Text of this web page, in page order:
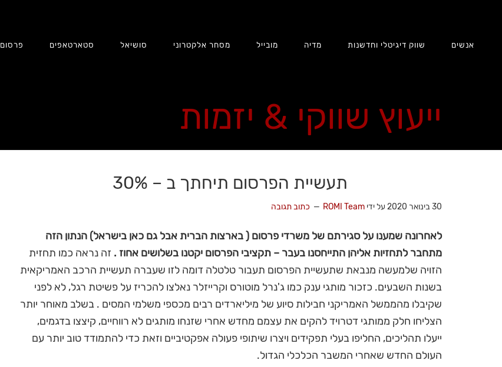
אנשים שווק דיגיטלי וחדשנות מדיה מובייל מסחר אלקטרוני סושיאל סטארטאפים פרסום
ייעוץ שווקי & יזמות
תעשיית הפרסום תיחתך ב – 30%
30 בינואר 2020 על ידי ROMI Team כתוב תגובה
לאחרונה שמענו על סגירתם של משרדי פרסום ( בארצות הברית אבל גם כאן בישראל) הנתון הזה
מתחבר לתחזיות אליהן התייחסנו בעבר – תקציבי הפרסום יקטנו בשלושים אחוז . זה נראה כמו תחזית
הזויה שלמעשה מנבאת שתעשיית הפרסום תעבור טלטלה דומה לזו שעברה תעשיית הרכב האמריקאית
בשנות השבעים. כזכור מותגי ענק כמו ג'נרל מוטורס וקרייזלר נאלצו להכריז על פשיטת רגל, לא לפני
שקיבלו מהממשל האמריקני חבילות סיוע של מיליארדים רבים מכספי משלמי המסים . בשלב מאוחר יותר
הצליחו חלק ממותגי דטרויד להקים את עצמם מחדש אחרי שזנחו מותגים לא רווחיים, קיצצו בדגמים,
ייעלו תהליכים, החליפו בעלי תפקידים ויצרו שיתופי פעולה אפקטיביים וזאת כדי להתמודד טוב יותר עם
העולם החדש שאחרי המשבר הכלכלי הגדול.